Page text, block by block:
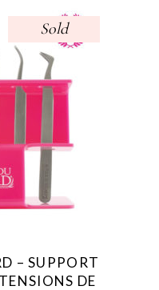
Sold
– SUPPORT
DE